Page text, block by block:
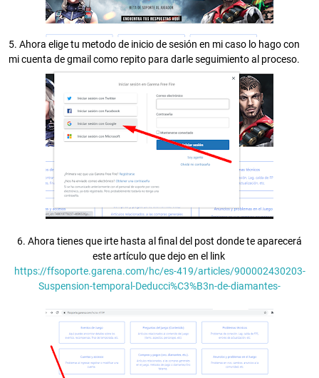
5. Ahora elige tu metodo de inicio de sesión en mi caso lo hago con
mi cuenta de gmail como repito para darle seguimiento al proceso.
6. Ahora tienes que irte hasta al final del post donde te aparecerá
este artículo que dejo en el link
https://ffsoporte.garena.com/hc/es-419/articles/900002430203-
Suspension-temporal-Deducci%C3%B3n-de-diamantes-